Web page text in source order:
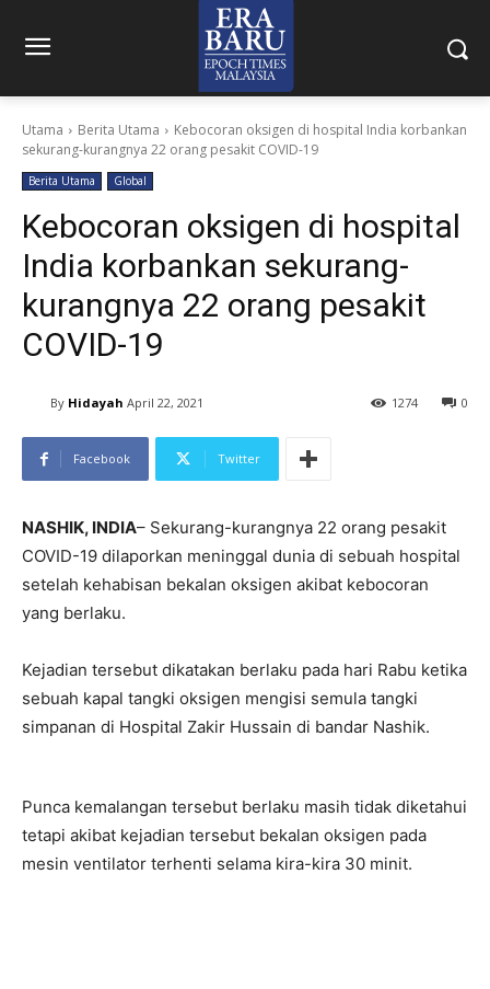
Utama Berita Utama
Kebocoran oksigen di hospital India korbankan
sekurang-kurangnya 22 orang pesakit COVID-19
Berita Utama Global
Kebocoran oksigen di hospital
India korbankan sekurang-
kurangnya 22 orang pesakit
COVID-19
By Hidayah April 22, 2021 0
1274
Facebook Twitter
NASHIK, INDIA– Sekurang-kurangnya 22 orang pesakit
COVID-19 dilaporkan meninggal dunia di sebuah hospital
setelah kehabisan bekalan oksigen akibat kebocoran
yang berlaku.
Kejadian tersebut dikatakan berlaku pada hari Rabu ketika
sebuah kapal tangki oksigen mengisi semula tangki
simpanan di Hospital Zakir Hussain di bandar Nashik.
Punca kemalangan tersebut berlaku masih tidak diketahui
tetapi akibat kejadian tersebut bekalan oksigen pada
mesin ventilator terhenti selama kira-kira 30 minit.